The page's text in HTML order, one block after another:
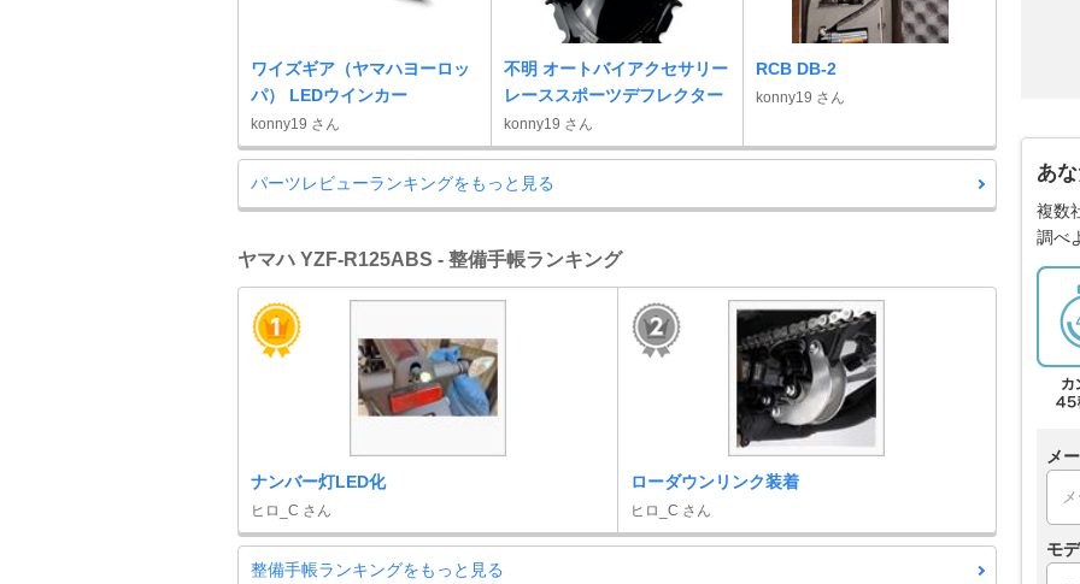
ワイズギア（ヤマハヨーロッ
パ） LEDウインカー
konny19 さん
不明 オートバイアクセサリー
レーススポーツデフレクター
konny19 さん
RCB DB-2
konny19 さん
パーツレビューランキングをもっと見る
ヤマハ YZF-R125ABS - 整備手帳ランキング
ナンバー灯LED化
ヒロ_C さん
ローダウンリンク装着
ヒロ_C さん
整備手帳ランキングをもっと見る
あ
複数
調べ
メ
モ